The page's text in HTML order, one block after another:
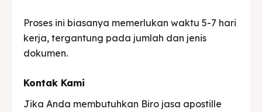
Proses ini biasanya memerlukan waktu 5-7 hari
kerja, tergantung pada jumlah dan jenis
dokumen.
Kontak Kami
Jika Anda membutuhkan Biro jasa apostille